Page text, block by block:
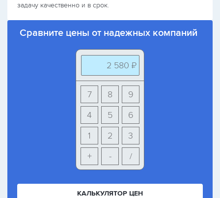
задачу качественно и в срок.
Сравните цены от надежных компаний
2 580 ₽
9
8
7
6
5
4
3
2
1
+
- /
КАЛЬКУЛЯТОР ЦЕН